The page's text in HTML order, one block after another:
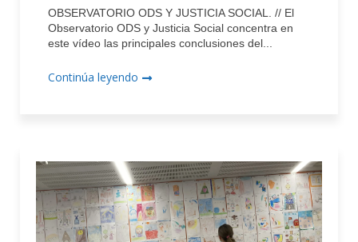
OBSERVATORIO ODS Y JUSTICIA SOCIAL. // El
Observatorio ODS y Justicia Social concentra en
este vídeo las principales conclusiones del...
Continúa leyendo